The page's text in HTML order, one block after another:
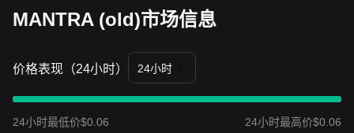
MANTRA (old)市场信息
价格表现（24小时） 24小时
24小时最低价$0.06 24小时最高价$0.06